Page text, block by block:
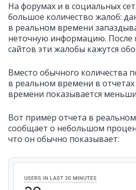
На форумах и в социальных
большое количество жалоб:
в реальном времени
неточную информацию. После
сайтов эти жалобы кажутся
Вместо обычного количества
в реальном времени в
времени показывается
Вот пример отчета в
сообщает о небольшом
что он обычно показывает: